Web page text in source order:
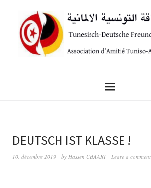
DEUTSCH IST KLASSE !
10. décembre 2019 by Hassen CHAARI Leave a comment